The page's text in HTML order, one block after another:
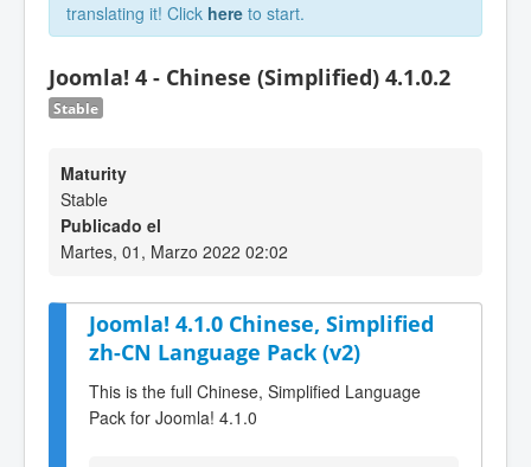
translating it! Click here to start.
Joomla! 4 - Chinese (Simplified) 4.1.0.2
Stable
Maturity
Stable
Publicado el
Martes, 01, Marzo 2022 02:02
Joomla! 4.1.0 Chinese, Simplified
zh-CN Language Pack (v2)
This is the full Chinese, Simplified Language
Pack for Joomla! 4.1.0